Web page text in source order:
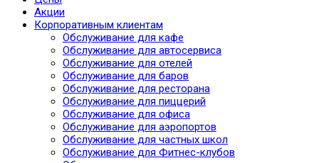
Акции
Корпоративным клиентам
Обслуживание для кафе
Обслуживание для автосервиса
Обслуживание для отелей
Обслуживание для баров
Обслуживание для ресторана
Обслуживание для пиццерий
Обслуживание для офиса
Обслуживание для аэропортов
Обслуживание для частных школ
Обслуживание для Фитнес-клубов